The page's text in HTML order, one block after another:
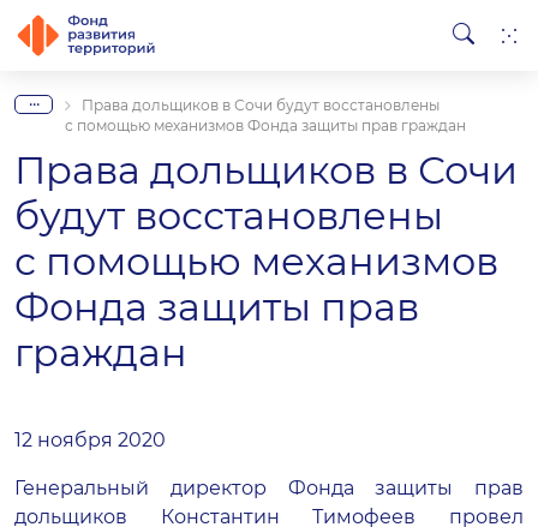
...
Права дольщиков в Сочи будут восстановлены
с помощью механизмов Фонда защиты прав граждан
Права дольщиков в Сочи
будут восстановлены
с помощью механизмов
Фонда защиты прав
граждан
12 ноября 2020
Генеральный директор Фонда защиты прав
дольщиков Константин Тимофеев провел